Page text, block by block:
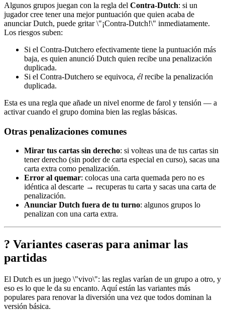
Algunos grupos juegan con la regla del Contra-Dutch: si un
jugador cree tener una mejor puntuación que quien acaba de
anunciar Dutch, puede gritar \"¡Contra-Dutch!\" inmediatamente.
Los riesgos suben:
Si el Contra-Dutchero efectivamente tiene la puntuación más
baja, es quien anunció Dutch quien recibe una penalización
duplicada.
Si el Contra-Dutchero se equivoca, él recibe la penalización
duplicada.
Esta es una regla que añade un nivel enorme de farol y tensión — a
activar cuando el grupo domina bien las reglas básicas.
Otras penalizaciones comunes
Mirar tus cartas sin derecho: si volteas una de tus cartas sin
tener derecho (sin poder de carta especial en curso), sacas una
carta extra como penalización.
Error al quemar: colocas una carta quemada pero no es
idéntica al descarte → recuperas tu carta y sacas una carta de
penalización.
Anunciar Dutch fuera de tu turno: algunos grupos lo
penalizan con una carta extra.
? Variantes caseras para animar las
partidas
El Dutch es un juego \"vivo\": las reglas varían de un grupo a otro, y
eso es lo que le da su encanto. Aquí están las variantes más
populares para renovar la diversión una vez que todos dominan la
versión básica.